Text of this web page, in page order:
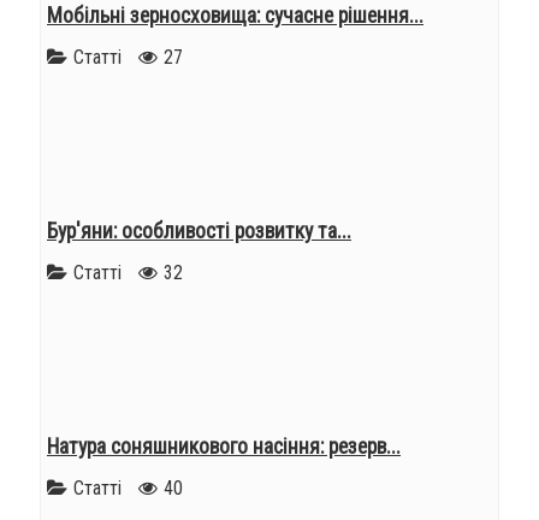
Мобільні зерносховища: сучасне рішення...
Статті 27
Бур'яни: особливості розвитку та...
Статті 32
Натура соняшникового насіння: резерв...
Статті 40